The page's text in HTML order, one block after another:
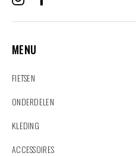
MENU
FIETSEN
ONDERDELEN
KLEDING
ACCESSOIRES